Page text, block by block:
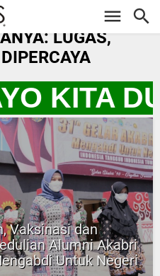
LUGAS,
KITA
Vaksinasi dan
Alumni Akabri
Untuk Negeri